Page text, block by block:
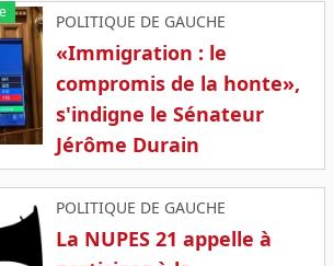
POLITIQUE DE GAUCHE
«Immigration : le
compromis de la honte»,
s'indigne le Sénateur
Jérôme Durain
POLITIQUE DE GAUCHE
La NUPES 21 appelle à